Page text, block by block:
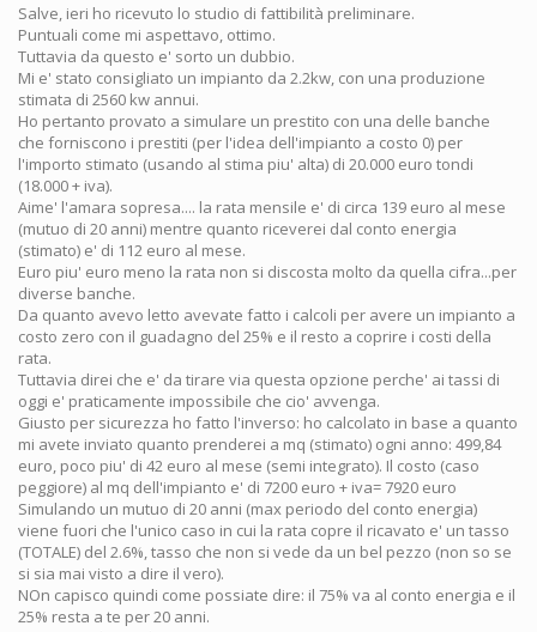
Salve, ieri ho ricevuto lo studio di fattibilità preliminare.
Puntuali come mi aspettavo, ottimo.
Tuttavia da questo e' sorto un dubbio.
Mi e' stato consigliato un impianto da 2.2kw, con una produzione
stimata di 2560 kw annui.
Ho pertanto provato a simulare un prestito con una delle banche
che forniscono i prestiti (per l'idea dell'impianto a costo 0) per
l'importo stimato (usando al stima piu' alta) di 20.000 euro tondi
(18.000 + iva).
Aime' l'amara sopresa.... la rata mensile e' di circa 139 euro al mese
(mutuo di 20 anni) mentre quanto riceverei dal conto energia
(stimato) e' di 112 euro al mese.
Euro piu' euro meno la rata non si discosta molto da quella cifra...per
diverse banche.
Da quanto avevo letto avevate fatto i calcoli per avere un impianto a
costo zero con il guadagno del 25% e il resto a coprire i costi della
rata.
Tuttavia direi che e' da tirare via questa opzione perche' ai tassi di
oggi e' praticamente impossibile che cio' avvenga.
Giusto per sicurezza ho fatto l'inverso: ho calcolato in base a quanto
mi avete inviato quanto prenderei a mq (stimato) ogni anno: 499,84
euro, poco piu' di 42 euro al mese (semi integrato). Il costo (caso
peggiore) al mq dell'impianto e' di 7200 euro + iva= 7920 euro
Simulando un mutuo di 20 anni (max periodo del conto energia)
viene fuori che l'unico caso in cui la rata copre il ricavato e' un tasso
(TOTALE) del 2.6%, tasso che non si vede da un bel pezzo (non so se
si sia mai visto a dire il vero).
NOn capisco quindi come possiate dire: il 75% va al conto energia e il
25% resta a te per 20 anni.